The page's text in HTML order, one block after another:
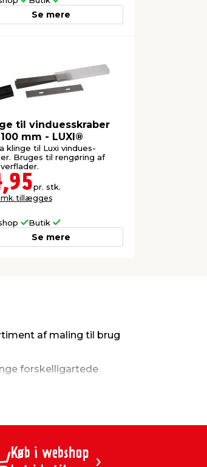
Se mere
til vinduesskraber
mm - LUXI®
klinge til Luxi vindues-
Bruges til rengøring af
pr. stk.
tillægges
Butik
Se mere
af maling til brug
forskelligartede
maling er en høj
Køb i webshop